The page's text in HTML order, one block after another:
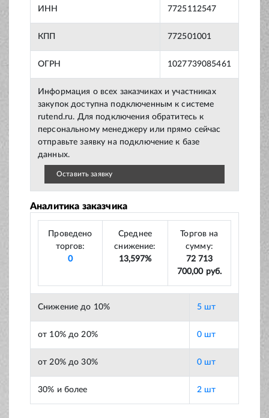
ИНН 7725112547
КПП 772501001
ОГРН 1027739085461
Информация о всех заказчиках и участниках
закупок доступна подключенным к системе
rutend.ru. Для подключения обратитесь к
персональному менеджеру или прямо сейчас
отправьте заявку на подключение к базе
данных.
Оставить заявку
Аналитика заказчика
Проведено
торгов:
0
Среднее
снижение:
13,597%
Торгов на
сумму:
72 713
700,00 руб.
Снижение до 10% 5 шт
от 10% до 20% 0 шт
от 20% до 30% 0 шт
30% и более 2 шт